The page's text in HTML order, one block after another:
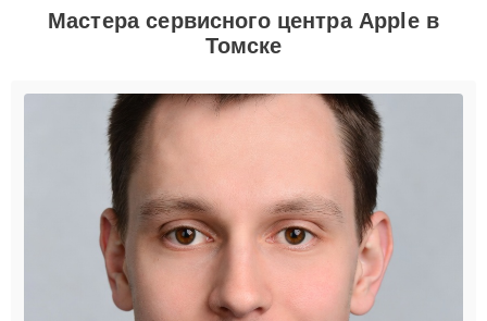
Мастера сервисного центра Apple в
Томске